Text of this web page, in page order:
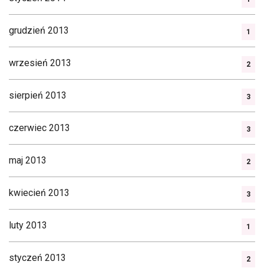
grudzień 2013 1
wrzesień 2013 2
sierpień 2013 3
czerwiec 2013 3
maj 2013 2
kwiecień 2013 3
luty 2013 1
styczeń 2013 2